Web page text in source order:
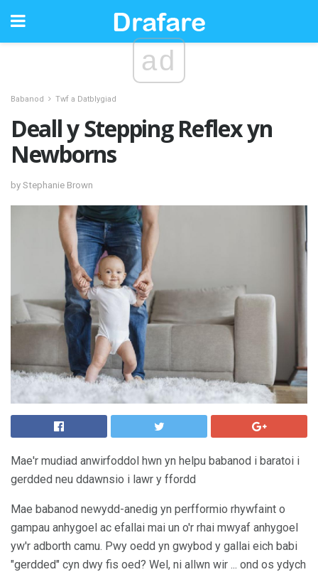
ad
Babanod Twf a Datblygiad
Deall y Stepping Reflex yn
Newborns
by Stephanie Brown
Mae'r mudiad anwirfoddol hwn yn helpu babanod i baratoi i
gerdded neu ddawnsio i lawr y ffordd
Mae babanod newydd-anedig yn perfformio rhywfaint o
gampau anhygoel ac efallai mai un o'r rhai mwyaf anhygoel
yw'r adborth camu. Pwy oedd yn gwybod y gallai eich babi
"gerdded" cyn dwy fis oed? Wel, ni allwn wir ... ond os ydych